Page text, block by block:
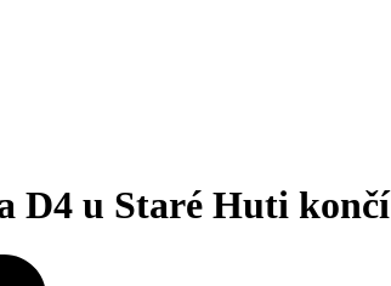
D4 u Staré Huti končí